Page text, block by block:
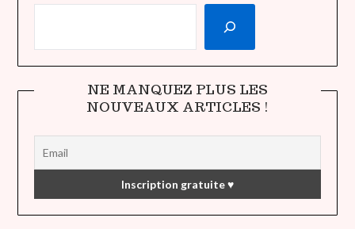
NE MANQUEZ PLUS LES
NOUVEAUX ARTICLES !